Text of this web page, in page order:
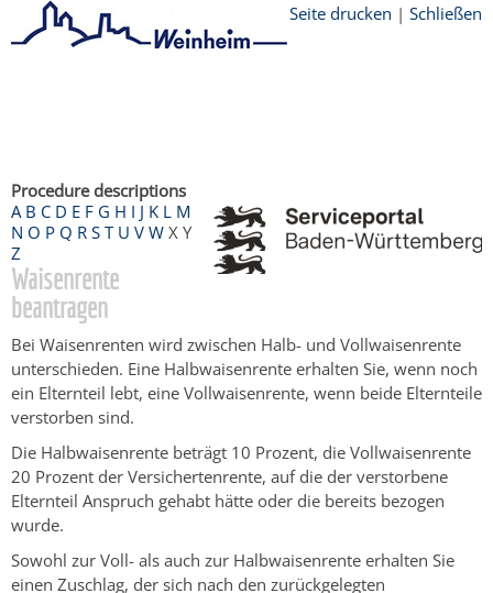
Seite drucken | Schließen
Procedure descriptions
A B C D E F G H I J K L M
N O P Q R S T U V W X Y
Z
Waisenrente
beantragen
Bei Waisenrenten wird zwischen Halb- und Vollwaisenrente
unterschieden. Eine Halbwaisenrente erhalten Sie, wenn noch
ein Elternteil lebt, eine Vollwaisenrente, wenn beide Elternteile
verstorben sind.
Die Halbwaisenrente beträgt 10 Prozent, die Vollwaisenrente
20 Prozent der Versichertenrente, auf die der verstorbene
Elternteil Anspruch gehabt hätte oder die bereits bezogen
wurde.
Sowohl zur Voll- als auch zur Halbwaisenrente erhalten Sie
einen Zuschlag, der sich nach den zurückgelegten